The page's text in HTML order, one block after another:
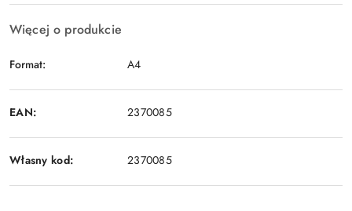
Więcej o produkcie
Format: A4
EAN: 2370085
Własny kod: 2370085